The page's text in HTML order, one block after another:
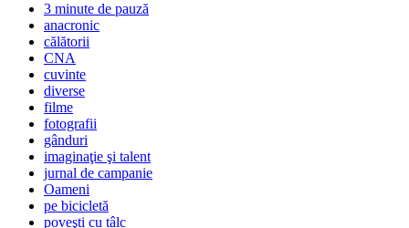
3 minute de pauză
anacronic
călătorii
CNA
cuvinte
diverse
filme
fotografii
gânduri
imaginaţie şi talent
jurnal de campanie
Oameni
pe bicicletă
poveşti cu tâlc